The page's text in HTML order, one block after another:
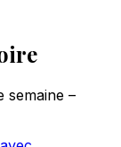
semaine –